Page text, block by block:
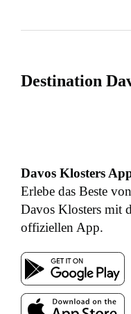
Destination
Davos Klosters
Erlebe das Beste von
Davos Klosters mit
offiziellen App.